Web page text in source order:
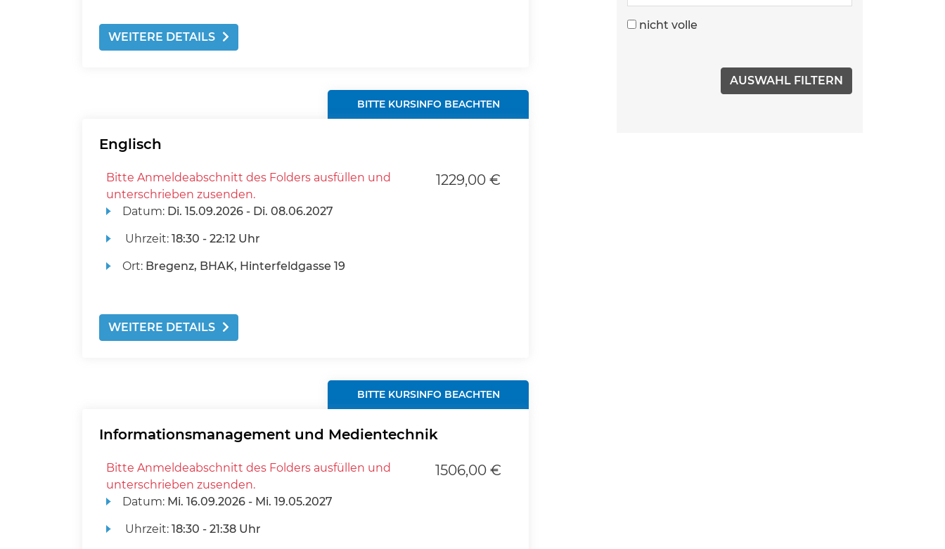
WEITERE DETAILS
BITTE KURSINFO BEACHTEN
Englisch
Bitte Anmeldeabschnitt des Folders ausfüllen und
unterschrieben zusenden.
Datum: Di. 15.09.2026 - Di. 08.06.2027
Uhrzeit: 18:30 - 22:12 Uhr
Ort: Bregenz, BHAK, Hinterfeldgasse 19
1229,00 €
WEITERE DETAILS
BITTE KURSINFO BEACHTEN
Informationsmanagement und Medientechnik
Bitte Anmeldeabschnitt des Folders ausfüllen und
unterschrieben zusenden.
Datum: Mi. 16.09.2026 - Mi. 19.05.2027
Uhrzeit: 18:30 - 21:38 Uhr
1506,00 €
nicht volle